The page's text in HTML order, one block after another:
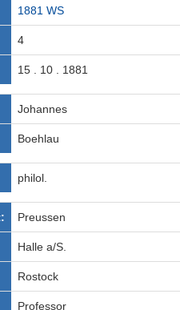
1881 WS
4
15 . 10 . 1881
Johannes
Boehlau
philol.
Preussen
Halle a/S.
Rostock
Professor